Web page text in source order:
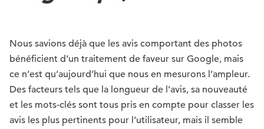
Nous savions déjà que les avis comportant des photos
bénéficient d’un traitement de faveur sur Google, mais
ce n’est qu’aujourd’hui que nous en mesurons l’ampleur.
Des facteurs tels que la longueur de l’avis, sa nouveauté
et les mots-clés sont tous pris en compte pour classer les
avis les plus pertinents pour l’utilisateur, mais il semble